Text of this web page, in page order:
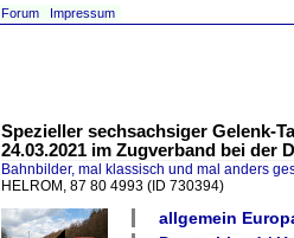
Forum Impressum
Spezieller sechsachsiger Gelenk-
24.03.2021 im Zugverband bei der
Bahnbilder, mal klassisch und mal anders
HELROM, 87 80 4993 (ID 730394)
allgemein